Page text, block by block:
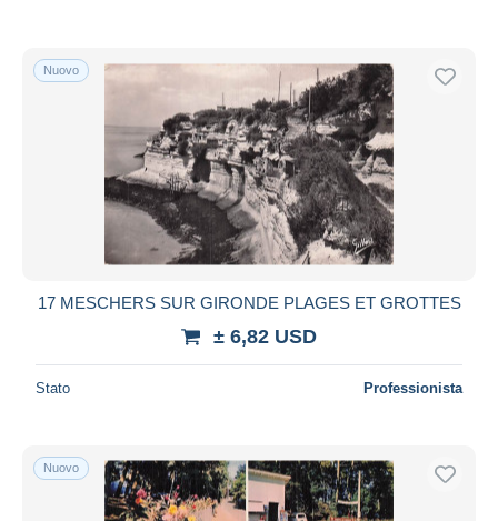
Nuovo
17 MESCHERS SUR GIRONDE PLAGES ET GROTTES
± 6,82 USD
Stato Professionista
Nuovo